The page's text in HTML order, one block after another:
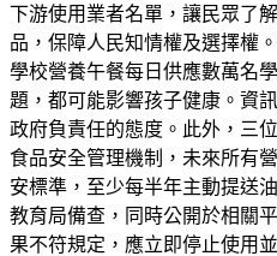
下游使用業者名單，讓民眾了
品，保障人民知情權及選擇權
學校營養午餐每日供應數萬名
題，都可能影響孩子健康。資
政府負責任的態度。此外，三
食品安全管理機制，未來所有
安標準，至少每半年主動提送
教育局備查，同時公開於相關
果不符規定，應立即停止使用